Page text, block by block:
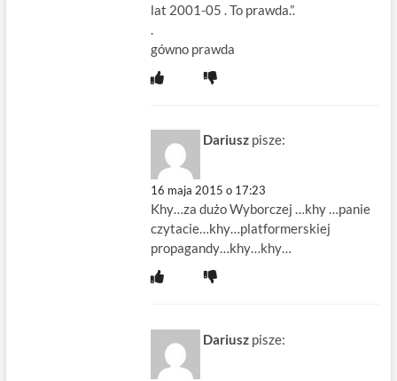
lat 2001-05 . To prawda.”.
.
gówno prawda
Dariusz pisze:
16 maja 2015 o 17:23
Khy…za dużo Wyborczej …khy …panie
czytacie…khy…platformerskiej
propagandy…khy…khy…
Dariusz pisze: